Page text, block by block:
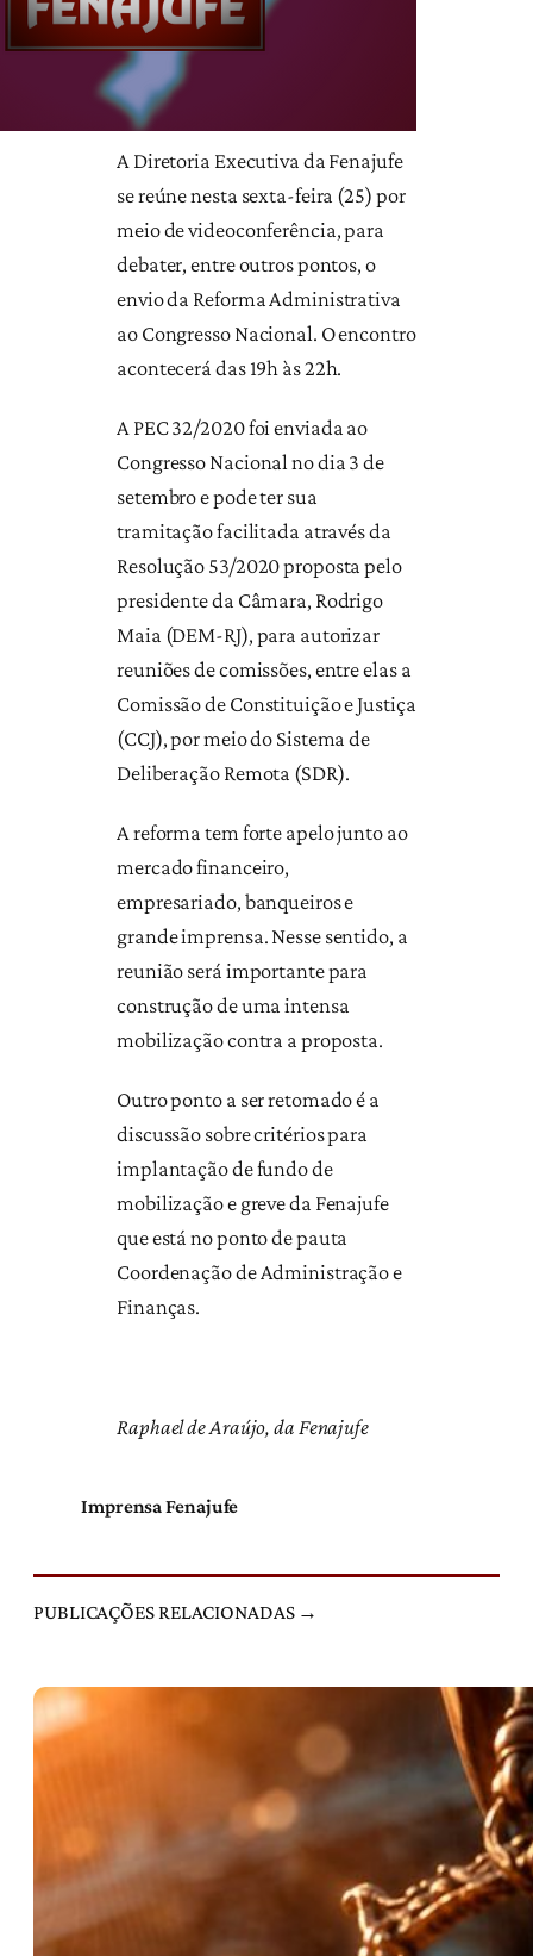
A Diretoria Executiva da Fenajufe
se reúne nesta sexta-feira (25) por
meio de videoconferência, para
debater, entre outros pontos, o
envio da Reforma Administrativa
ao Congresso Nacional. O encontro
acontecerá das 19h às 22h.
A PEC 32/2020 foi enviada ao
Congresso Nacional no dia 3 de
setembro e pode ter sua
tramitação facilitada através da
Resolução 53/2020 proposta pelo
presidente da Câmara, Rodrigo
Maia (DEM-RJ), para autorizar
reuniões de comissões, entre elas a
Comissão de Constituição e Justiça
(CCJ), por meio do Sistema de
Deliberação Remota (SDR).
A reforma tem forte apelo junto ao
mercado financeiro,
empresariado, banqueiros e
grande imprensa. Nesse sentido, a
reunião será importante para
construção de uma intensa
mobilização contra a proposta.
Outro ponto a ser retomado é a
discussão sobre critérios para
implantação de fundo de
mobilização e greve da Fenajufe
que está no ponto de pauta
Coordenação de Administração e
Finanças.
Raphael de Araújo, da Fenajufe
Imprensa Fenajufe
PUBLICAÇÕES RELACIONADAS →